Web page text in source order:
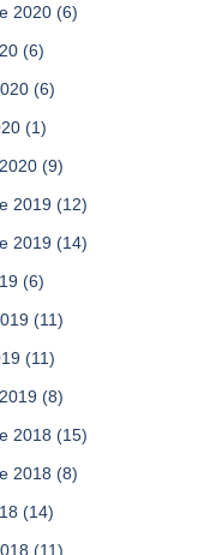
2020 (6)
(6)
(6)
(1)
(9)
2019 (12)
2019 (14)
(6)
(11)
(11)
(8)
2018 (15)
2018 (8)
(14)
(11)